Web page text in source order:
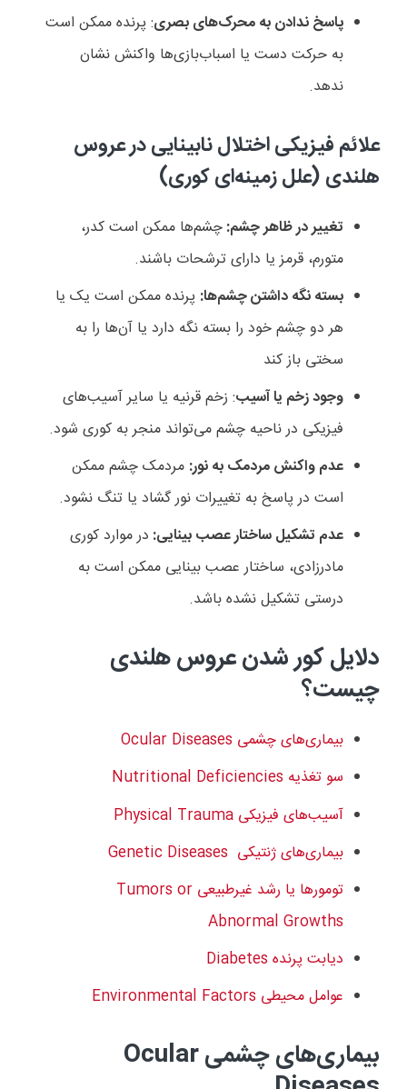
پاسخ ندادن به محرک‌های بصری: پرنده ممکن است
به حرکت دست یا اسباب‌بازی‌ها واکنش نشان
ندهد.
علائم فیزیکی اختلال نابینایی در عروس
هلندی (علل زمینه‌ای کوری)
تغییر در ظاهر چشم:چشم‌ها ممکن است کدر،
متورم، قرمز یا دارای ترشحات باشند.
بسته نگه داشتن چشم‌ها: پرنده ممکن است یک یا
هر دو چشم خود را بسته نگه دارد یا آن‌ها را به
سختی باز کند
وجود زخم یا آسیب: زخم قرنیه یا سایر آسیب‌های
فیزیکی در ناحیه چشم می‌تواند منجر به کوری شود.
عدم واکنش مردمک به نور: مردمک چشم ممکن
است در پاسخ به تغییرات نور گشاد یا تنگ نشود.
عدم تشکیل ساختار عصب بینایی: در موارد کوری
مادرزادی، ساختار عصب بینایی ممکن است به
درستی تشکیل نشده باشد.
دلایل کور شدن عروس هلندی
چیست؟
بیماری‌های چشمی Ocular Diseases
سو تغذیه‌ Nutritional Deficiencies
آسیب‌های فیزیکی Physical Trauma
بیماری‌های ژنتیکی Genetic Diseases
تومورها یا رشد غیرطبیعی Tumors or
Abnormal Growths
دیابتDiabetes پرنده
عوامل محیطی Environmental Factors
بیماری‌های چشمیOcular